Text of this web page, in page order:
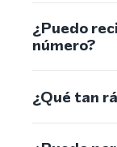
¿Puedo
número?
¿Qué tan